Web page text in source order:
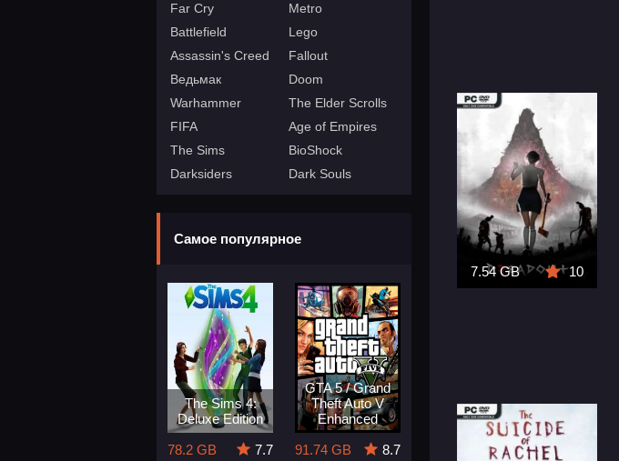
Far Cry
Metro
Battlefield
Lego
Assassin's Creed
Fallout
Ведьмак
Doom
Warhammer
The Elder Scrolls
FIFA
Age of Empires
The Sims
BioShock
Darksiders
Dark Souls
Самое популярное
The Sims 4:
Deluxe Edition
78.2 GB
7.7
GTA 5 / Grand
Theft Auto V
Enhanced
91.74 GB
8.7
7.54 GB 10